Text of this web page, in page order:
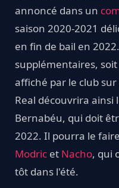
annoncé dans un
saison 2020-2021
en fin de bail en
supplémentaires,
affiché par le club
Real découvrira ainsi
Bernabéu, qui doit
2022. Il pourra le
Modric et Nacho, qui
tôt dans l'été.